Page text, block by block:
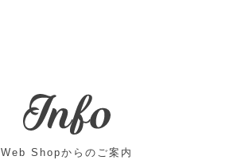
Web Shopからのご案内